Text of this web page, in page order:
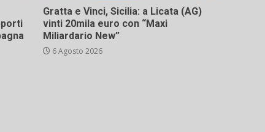
Gratta e Vinci, Sicilia: a Licata (AG)
vinti 20mila euro con “Maxi
Miliardario New”
6 Agosto 2026